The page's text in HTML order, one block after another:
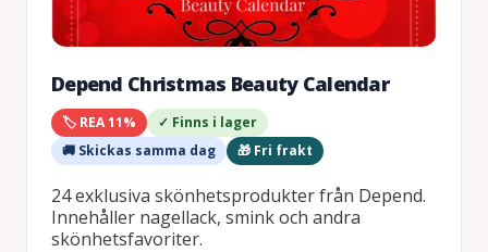
Depend Christmas Beauty Calendar
🏷️ REA 11%
✓ Finns i lager
🚚 Skickas samma dag
🎁 Fri frakt
24 exklusiva skönhetsprodukter från Depend.
Innehåller nagellack, smink och andra
skönhetsfavoriter.